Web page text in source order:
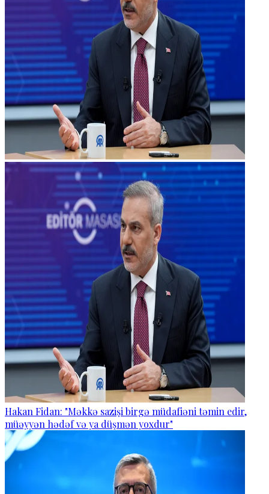
Hakan Fidan: "Məkkə sazişi birgə müdafiəni təmin edir,
müəyyən hədəf və ya düşmən yoxdur"